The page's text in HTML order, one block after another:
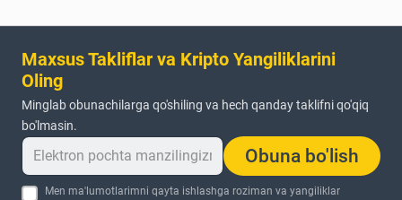
Maxsus Takliflar va Kripto Yangiliklarini
Oling
Minglab obunachilarga qo'shiling va hech qanday taklifni qo'qiq
bo'lmasin.
Obuna bo'lish
Men ma'lumotlarimni qayta ishlashga roziman va yangiliklar